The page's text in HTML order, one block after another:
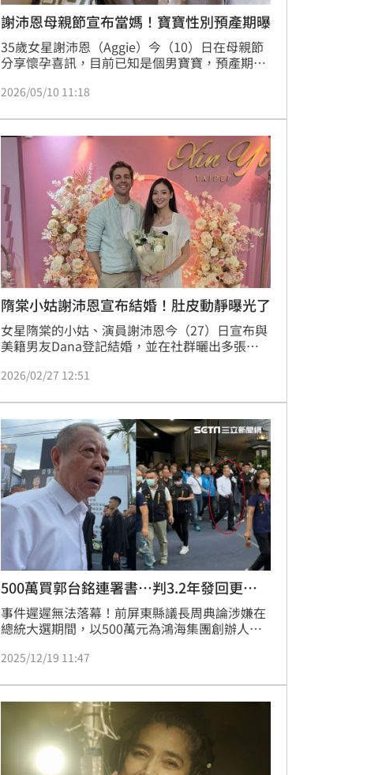
謝沛恩母親節宣布當媽！寶寶性別預產期曝
35歲女星謝沛恩（Aggie）今（10）日在母親節
分享懷孕喜訊，目前已知是個男寶寶，預產期則
劃中到來，但她第一時間看到驗孕棒的那刻仍心
嗎？」
2026/05/10 11:18
隋棠小姑謝沛恩宣布結婚！肚皮動靜曝光了
女星隋棠的小姑、演員謝沛恩今（27）日宣布與
美籍男友Dana登記結婚，並在社群曬出多張甜
情，目前尚未懷孕，但從訂婚開始就已經規劃生
2026/02/27 12:51
500萬買郭台銘連署書…判3.2年發回更
審！
事件遲遲無法落幕！前屏東縣議長周典論涉嫌在
總統大選期間，以500萬元為鴻海集團創辦人郭
服上訴，高雄高分院審酌連署書以賄賂方式完成
併科罰金150萬元，褫奪公權5年，但周典論仍不
服判決，向最高法院提起上訴，力拼無罪。最高
法院認為，二審有事實尚未調查釐清，因此撤銷
原判決，發回高雄高分院更審。
2025/12/19 11:47